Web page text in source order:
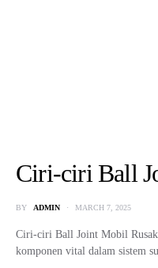
Ciri-ciri Ball
BY ADMIN MARCH 7, 2025
Ciri-ciri Ball Joint Mobil
komponen vital dalam sistem